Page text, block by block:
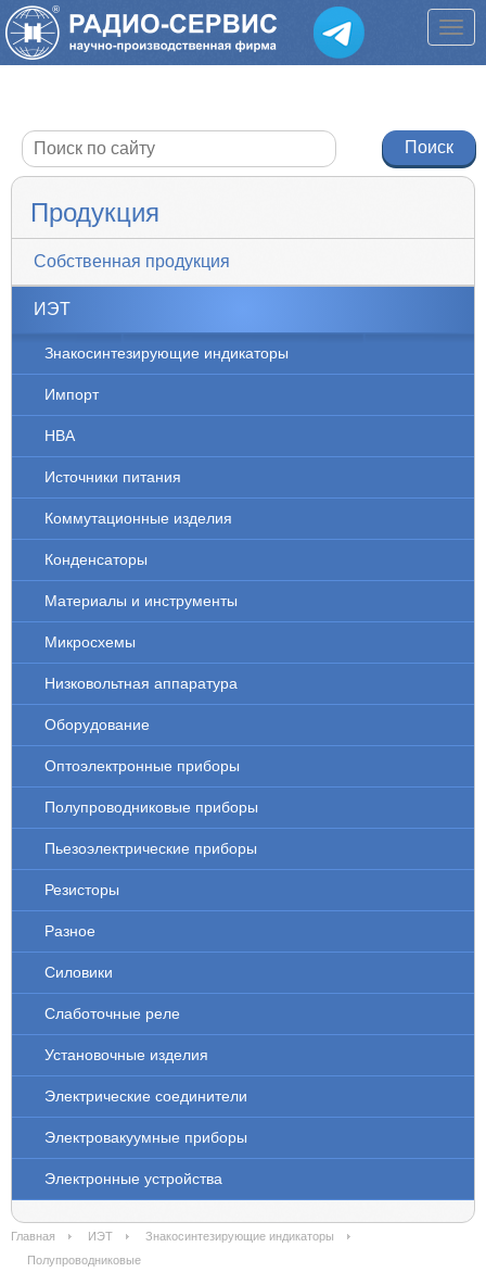
Продукция
Собственная продукция
ИЭТ
Знакосинтезирующие индикаторы
Импорт
НВА
Источники питания
Коммутационные изделия
Конденсаторы
Материалы и инструменты
Микросхемы
Низковольтная аппаратура
Оборудование
Оптоэлектронные приборы
Полупроводниковые приборы
Пьезоэлектрические приборы
Резисторы
Разное
Силовики
Слаботочные реле
Установочные изделия
Электрические соединители
Электровакуумные приборы
Электронные устройства
Главная ИЭТ
Знакосинтезирующие индикаторы
Полупроводниковые